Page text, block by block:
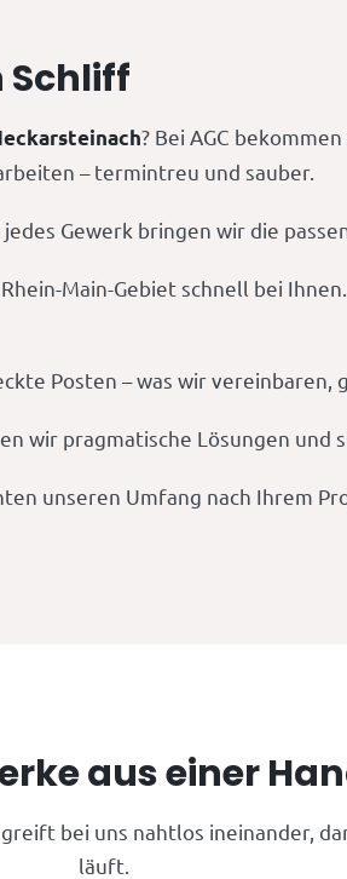
Schliff
? Bei AGC
– termintreu und sauber.
Gewerk bringen wir die
Main-Gebiet schnell bei
Posten – was wir vereinbaren,
wir pragmatische Lösungen und
unseren Umfang nach Ihrem
aus einer
bei uns nahtlos ineinander,
läuft.